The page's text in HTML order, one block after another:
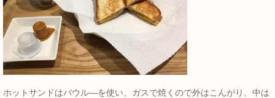
ホットサンドはバウル―を使い、ガスで焼くので外はこんがり、中は